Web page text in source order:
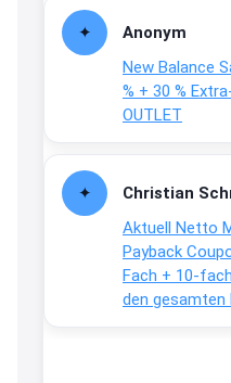
Anonym
New Balance
% + 30 %
OUTLET
Christian
Aktuell Netto
Payback
Fach + 10-
den gesamten
↩
Joachim
Gratis
Ration
↩
Joachim